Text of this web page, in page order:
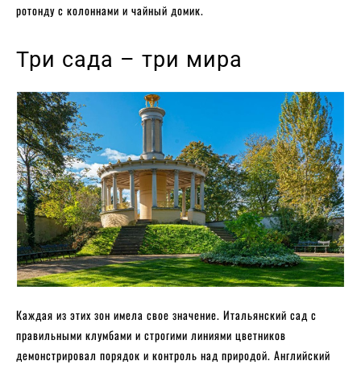
ротонду с колоннами и чайный домик.
Три сада – три мира
Каждая из этих зон имела свое значение. Итальянский сад с
правильными клумбами и строгими линиями цветников
демонстрировал порядок и контроль над природой. Английский